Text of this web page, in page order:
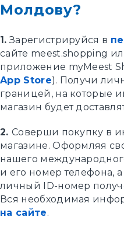
Молдову?
1. Зарегистрируйся в
сайте meest.shopping
приложение myMeest
App Store). Получи
границей, на которые
магазин будет
2. Соверши покупку в
магазине. Оформляя
нашего
и его номер телефона,
личный ID-номер
Вся необходимая
на сайте.